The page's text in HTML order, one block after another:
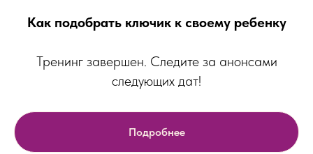
Как подобрать ключик к своему ребенку
Тренинг завершен. Следите за анонсами
следующих дат!
Подробнее